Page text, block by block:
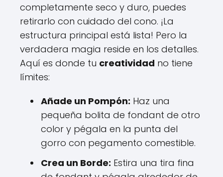
completamente seco y duro, puedes
retirarlo con cuidado del cono. ¡La
estructura principal está lista! Pero la
verdadera magia reside en los detalles.
Aquí es donde tu creatividad no tiene
límites:
Añade un Pompón: Haz una
pequeña bolita de fondant de otro
color y pégala en la punta del
gorro con pegamento comestible.
Crea un Borde: Estira una tira fina